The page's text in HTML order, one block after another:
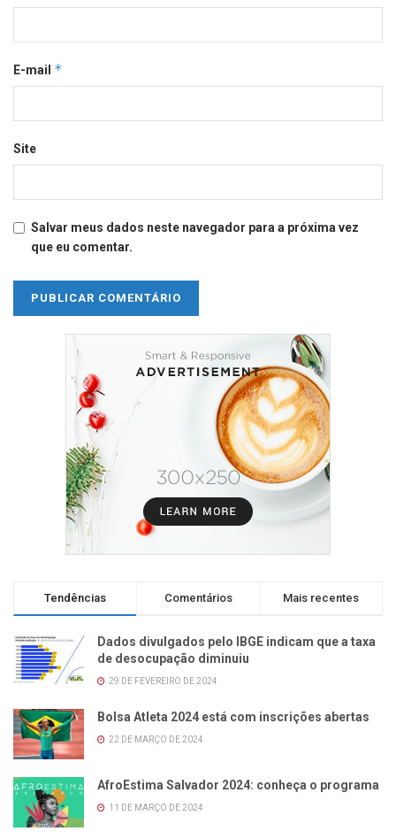
E-mail *
Site
Salvar meus dados neste navegador para a próxima vez
que eu comentar.
Tendências Comentários Mais recentes
Dados divulgados pelo IBGE indicam que a taxa
de desocupação diminuiu
29 DE FEVEREIRO DE 2024
Bolsa Atleta 2024 está com inscrições abertas
22 DE MARÇO DE 2024
AfroEstima Salvador 2024: conheça o programa
11 DE MARÇO DE 2024